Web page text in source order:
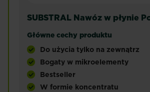
SUBSTRAL Nawóz w płynie
Główne cechy produktu
Do użycia tylko na zewnątrz
Bogaty w mikroelementy
Bestseller
W formie koncentratu